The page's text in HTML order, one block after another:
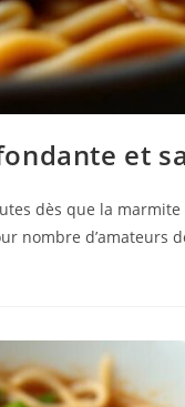
et
dès que la
nombre d’amateurs